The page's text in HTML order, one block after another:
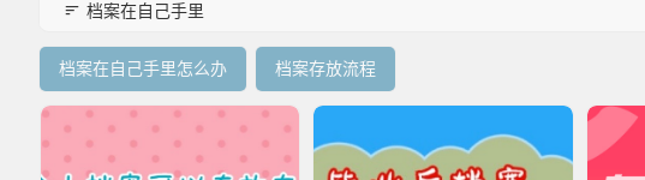
档案在自己手里
档案在自己手里怎么办 档案存放流程